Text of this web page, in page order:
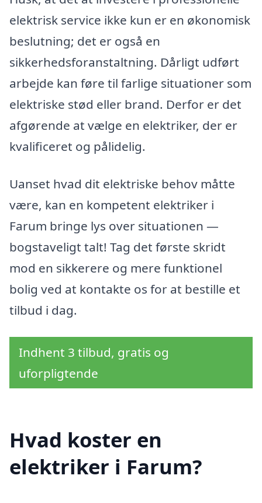
elektrisk service ikke kun er en økonomisk
beslutning; det er også en
sikkerhedsforanstaltning. Dårligt udført
arbejde kan føre til farlige situationer som
elektriske stød eller brand. Derfor er det
afgørende at vælge en elektriker, der er
kvalificeret og pålidelig.
Uanset hvad dit elektriske behov måtte
være, kan en kompetent elektriker i
Farum bringe lys over situationen —
bogstaveligt talt! Tag det første skridt
mod en sikkerere og mere funktionel
bolig ved at kontakte os for at bestille et
tilbud i dag.
Indhent 3 tilbud, gratis og
uforpligtende
Hvad koster en
elektriker i Farum?